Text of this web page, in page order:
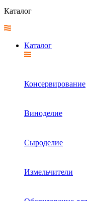
Каталог
Каталог
Консервирование
Виноделие
Сыроделие
Измельчители